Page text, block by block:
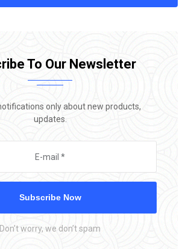
To Our Newsletter
only about new products,
updates.
Subscribe Now
Don’t worry, we don’t spam